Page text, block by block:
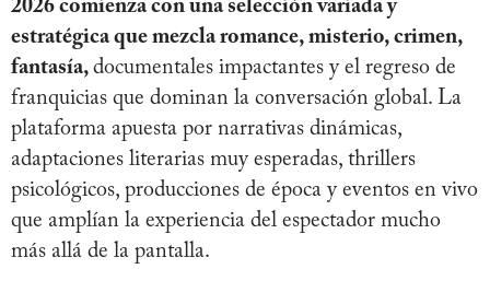
2026 comienza con una selección variada y
estratégica que mezcla romance, misterio, crimen,
fantasía, documentales impactantes y el regreso de
franquicias que dominan la conversación global. La
plataforma apuesta por narrativas dinámicas,
adaptaciones literarias muy esperadas, thrillers
psicológicos, producciones de época y eventos en vivo
que amplían la experiencia del espectador mucho
más allá de la pantalla.